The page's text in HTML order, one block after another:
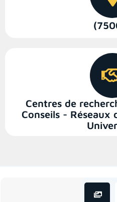
Centres de
Conseils - Réseaux